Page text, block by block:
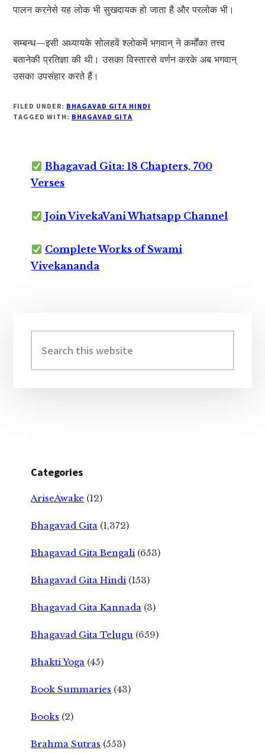
पालन करनेसे यह लोक भी सुखदायक हो जाता है और परलोक भी।
सम्बन्ध—इसी अध्यायके सोलहवें श्लोकमें भगवान् ने कर्मोंका तत्त्व
बतानेकी प्रतिज्ञा की थी। उसका विस्तारसे वर्णन करके अब भगवान्
उसका उपसंहार करते हैं।
FILED UNDER: BHAGAVAD GITA HINDI
TAGGED WITH: BHAGAVAD GITA
Bhagavad Gita: 18 Chapters, 700
Verses
Join VivekaVani Whatsapp Channel
Complete Works of Swami
Vivekananda
Sidebar
this
website
Categories
AriseAwake (12)
Bhagavad Gita (1,372)
Bhagavad Gita Bengali (653)
Bhagavad Gita Hindi (153)
Bhagavad Gita Kannada (3)
Bhagavad Gita Telugu (659)
Bhakti Yoga (45)
Book Summaries (43)
Books (2)
Brahma Sutras (553)